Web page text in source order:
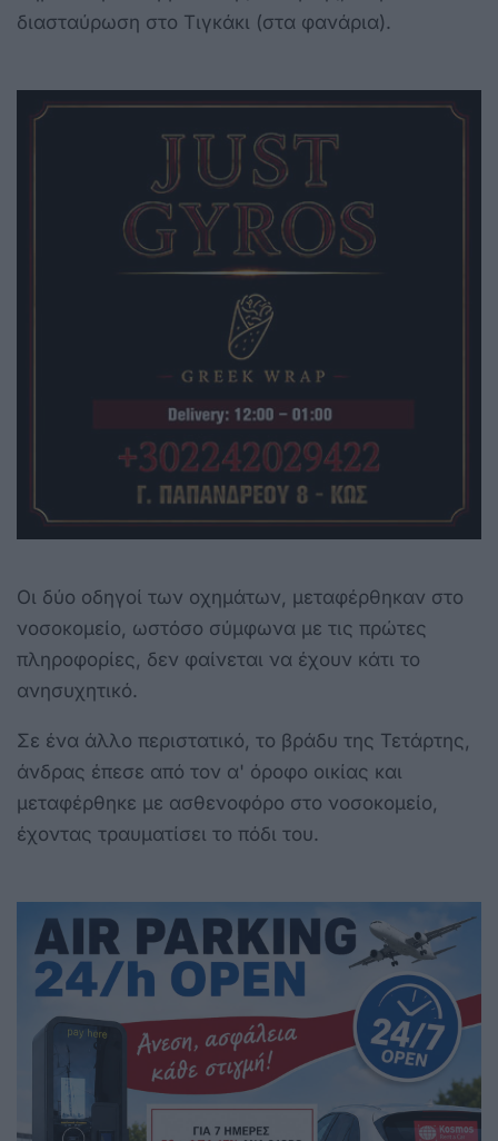
διασταύρωση στο Τιγκάκι (στα φανάρια).
Οι δύο οδηγοί των οχημάτων, μεταφέρθηκαν στο
νοσοκομείο, ωστόσο σύμφωνα με τις πρώτες
πληροφορίες, δεν φαίνεται να έχουν κάτι το
ανησυχητικό.
Σε ένα άλλο περιστατικό, το βράδυ της Τετάρτης,
άνδρας έπεσε από τον α' όροφο οικίας και
μεταφέρθηκε με ασθενοφόρο στο νοσοκομείο,
έχοντας τραυματίσει το πόδι του.